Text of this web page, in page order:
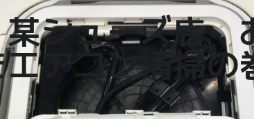
シューズ店
アコン清掃の